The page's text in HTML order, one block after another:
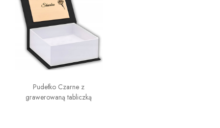
Pudełko Czarne z
grawerowaną tabliczką